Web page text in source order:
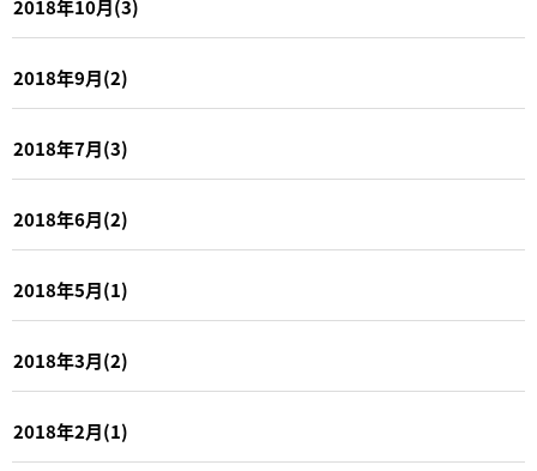
2018年10月(3)
2018年9月(2)
2018年7月(3)
2018年6月(2)
2018年5月(1)
2018年3月(2)
2018年2月(1)